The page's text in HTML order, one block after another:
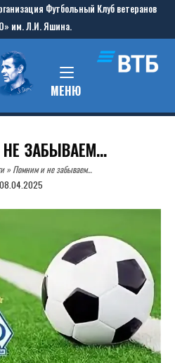
Футбольный Клуб ветеранов
им. Л.И. Яшина.
МЕНЮMENU
ЗАБЫВАЕМ…
» Помним и не забываем…
08.04.2025